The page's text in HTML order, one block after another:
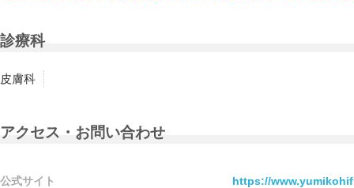
診療科
皮膚科
アクセス・お問い合わせ
公式サイト https://